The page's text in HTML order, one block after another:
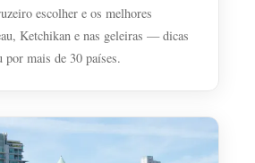
escolher e os melhores
Ketchikan e nas geleiras — dicas
por mais de 30 países.